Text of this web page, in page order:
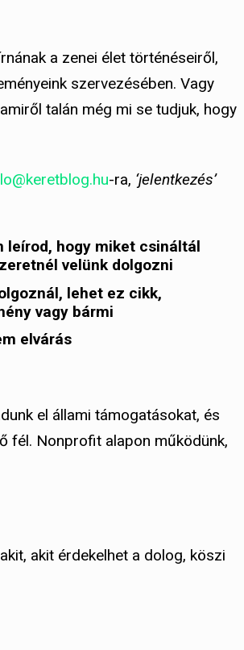
a zenei élet történéseiről,
szervezésében. Vagy
talán még mi se tudjuk, hogy
-ra, ‘jelentkezés’
leírod, hogy miket csináltál
velünk dolgozni
lehet ez cikk,
vagy bármi
elvárás
el állami támogatásokat, és
fél. Nonprofit alapon működünk,
akit érdekelhet a dolog, köszi